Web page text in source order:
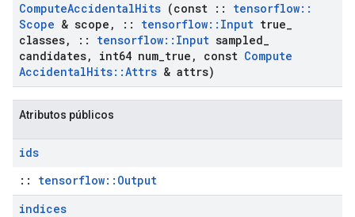
ComputeAccidentalHits (const :: tensorflow::
Scope & scope , :: tensorflow:: Input true
classes, :: tensorflow:: Input sampled
candidates, int64 num true , const Compute
AccidentalHits::Attrs & attrs)
Atributos públicos
ids
:: tensorflow::Output
indices